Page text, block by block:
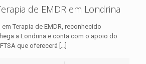
de EMDR em Londrina
Terapia de EMDR, reconhecido
a Londrina e conta com o apoio do
que oferecerá […]